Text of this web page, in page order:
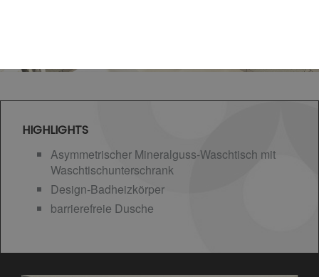
HIGHLIGHTS
Asymmetrischer Mineralguss-Waschtisch mit
Waschtischunterschrank
Design-Badheizkörper
barrierefreie Dusche